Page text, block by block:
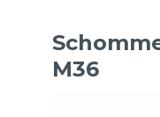
M36